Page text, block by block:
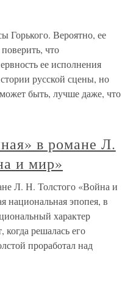
Горького. Вероятно, ее
что
ее исполнения
русской сцены, но
быть, лучше даже, что
в романе Л.
и мир»
Л. Н. Толстого «Война и
национальная эпопея, в
характер
когда решалась его
проработал над